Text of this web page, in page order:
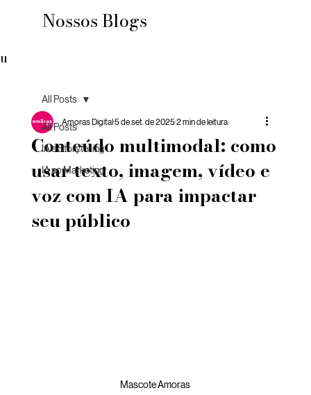
Nossos Blogs
All Posts
IA e Storytelling
IA no Marketing
All Posts
Conteúdo multimodal: como
usar texto, imagem, vídeo e
voz com IA para impactar
seu público
Amoras Digital 5 de set. de 20252 min de leitura
Mascote Amoras